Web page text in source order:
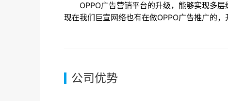
OPPO广告营销平台的升级，能够实现多
现在我们巨宣网络也有在做OPPO广告推广的
公司优势